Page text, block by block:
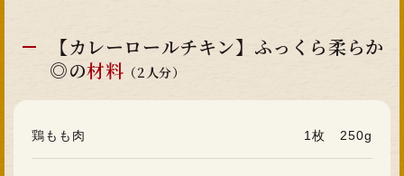
【カレーロールチキン】ふっくら柔らか
◎の材料 （2人分）
鶏もも肉 1枚 250g